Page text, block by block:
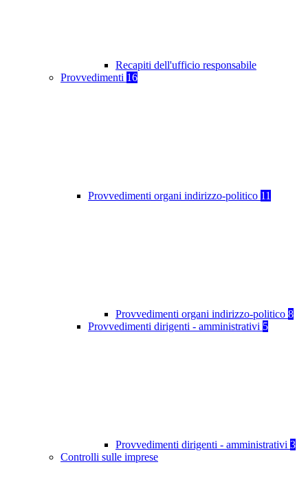
Recapiti dell'ufficio responsabile
Provvedimenti 16
Provvedimenti organi indirizzo-politico 11
Provvedimenti organi indirizzo-politico 8
Provvedimenti dirigenti - amministrativi 5
Provvedimenti dirigenti - amministrativi 3
Controlli sulle imprese